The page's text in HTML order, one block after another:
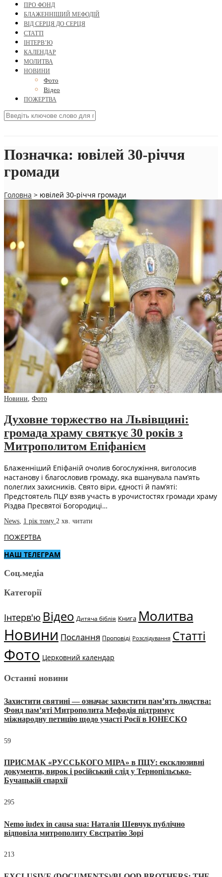
ПРО ФОНД
БЛАЖЕННІШИЙ МЕФОДІЙ
ВІД СЕРЦЯ ДО СЕРЦЯ
СТАТТІ
ІНТЕРВ’Ю
КАЛЕНДАР
МОЛИТВА
НОВИНИ
Фото
Відео
ПОЖЕРТВА
Позначка: ювілей 30-річчя
громади
Головна > ювілей 30-річчя громади
Новини, Фото
Духовне торжество на Львівщині:
громада храму святкує 30 років з
Митрополитом Епіфанієм
Блаженніший Епіфаній очолив богослужіння, виголосив
настанову і благословив громаду, яка вшанувала пам’ять
полеглих захисників. Свято віри, єдності й пам’яті:
Предстоятель ПЦУ взяв участь в урочистостях громади храму
Різдва Пресвятої Богородиці…
News, 1 рік тому 2 хв. читати
ПОЖЕРТВА
НАШ ТЕЛЕГРАМ
Соц.медіа
Категорії
Інтерв'ю Відео Дитяча біблія Книга Молитва
Новини Послання Проповіді Розслідування Статті
Фото Церковний календар
Останні новини
Захистити святині — означає захистити пам’ять людства:
Фонд пам’яті Митрополита Мефодія підтримує
міжнародну петицію щодо участі Росії в ЮНЕСКО
59
ПРИСМАК «РУССЬКОГО МІРА» в ПЦУ: ексклюзивні
документи, вирок і російський слід у Тернопільсько-
Бучацькій єпархії
295
Nemo iudex in causa sua: Наталія Шевчук публічно
відповіла митрополиту Євстратію Зорі
213